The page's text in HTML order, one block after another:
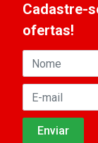
Cadastre-
ofertas!